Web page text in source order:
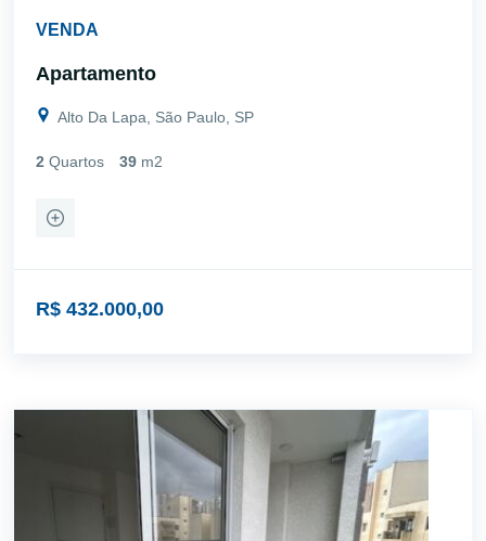
VENDA
Apartamento
Alto Da Lapa, São Paulo, SP
2 Quartos 39 m2
R$ 432.000,00